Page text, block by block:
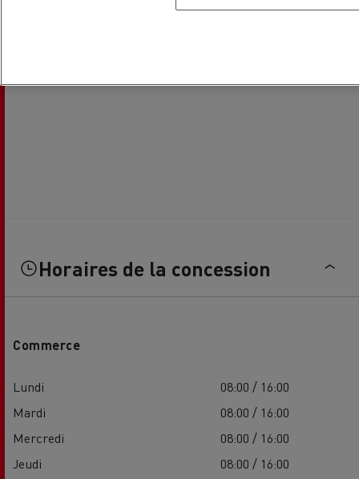
Horaires de la concession
Commerce
Lundi
08:00 / 16:00
Mardi
08:00 / 16:00
Mercredi
08:00 / 16:00
Jeudi
08:00 / 16:00